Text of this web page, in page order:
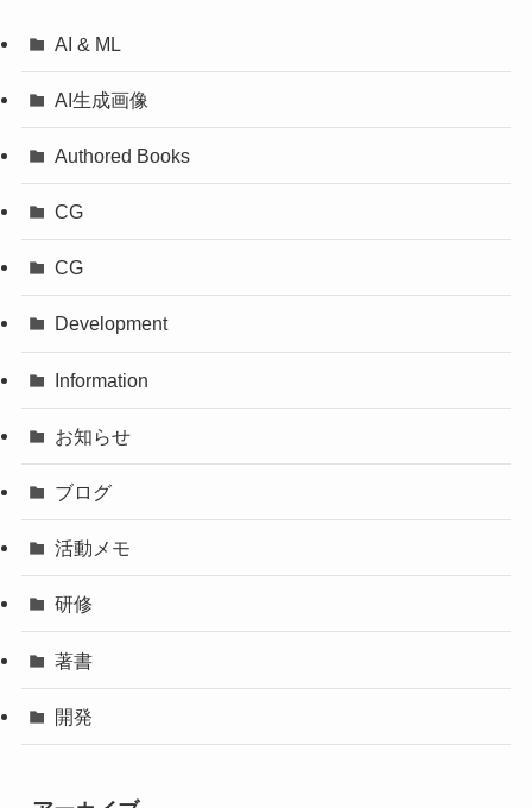
AI & ML
AI生成画像
Authored Books
CG
CG
Development
Information
お知らせ
ブログ
活動メモ
研修
著書
開発